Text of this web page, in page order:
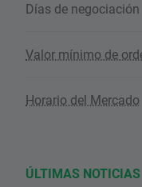
Días de negociación
Valor mínimo de
Horario del Mercado
ÚLTIMAS NOTICIAS